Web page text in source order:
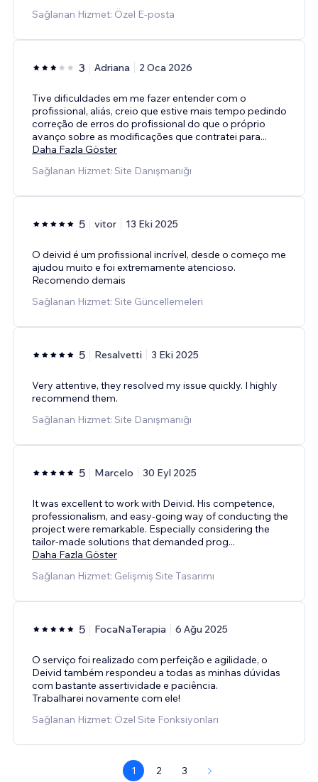
Sağlanan Hizmet: Özel E-posta
3 Adriana 2 Oca 2026
Tive dificuldades em me fazer entender com o
profissional, aliás, creio que estive mais tempo pedindo
correção de erros do profissional do que o próprio
avanço sobre as modificações que contratei para...
Daha Fazla Göster
Sağlanan Hizmet: Site Danışmanığı
5 vitor 13 Eki 2025
O deivid é um profissional incrível, desde o começo me
ajudou muito e foi extremamente atencioso.
Recomendo demais
Sağlanan Hizmet: Site Güncellemeleri
5 Resalvetti 3 Eki 2025
Very attentive, they resolved my issue quickly. I highly
recommend them.
Sağlanan Hizmet: Site Danışmanığı
5 Marcelo 30 Eyl 2025
It was excellent to work with Deivid. His competence,
professionalism, and easy-going way of conducting the
project were remarkable. Especially considering the
tailor-made solutions that demanded prog...
Daha Fazla Göster
Sağlanan Hizmet: Gelişmiş Site Tasarımı
5 FocaNaTerapia 6 Ağu 2025
O serviço foi realizado com perfeição e agilidade, o
Deivid também respondeu a todas as minhas dúvidas
com bastante assertividade e paciência.
Trabalharei novamente com ele!
Sağlanan Hizmet: Özel Site Fonksiyonları
1 2 3